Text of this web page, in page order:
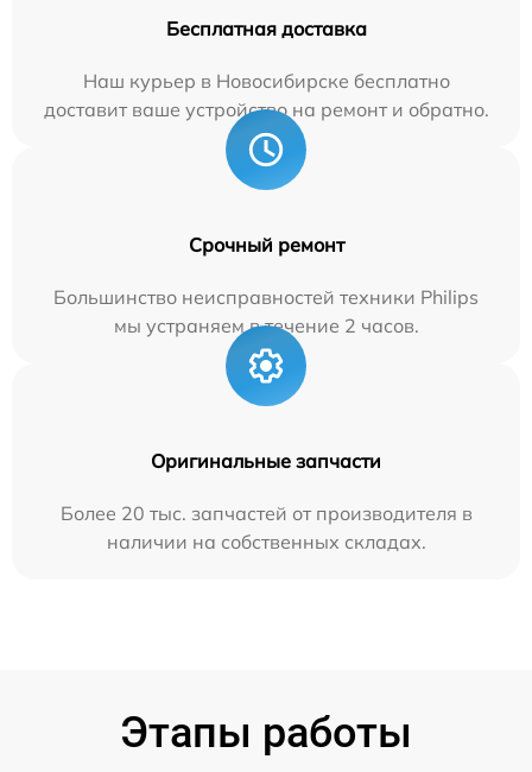
Бесплатная доставка
Наш курьер в Новосибирске бесплатно
доставит ваше устройство на ремонт и обратно.
Срочный ремонт
Большинство неисправностей техники Philips
мы устраняем в течение 2 часов.
Оригинальные запчасти
Более 20 тыс. запчастей от производителя в
наличии на собственных складах.
Этапы работы